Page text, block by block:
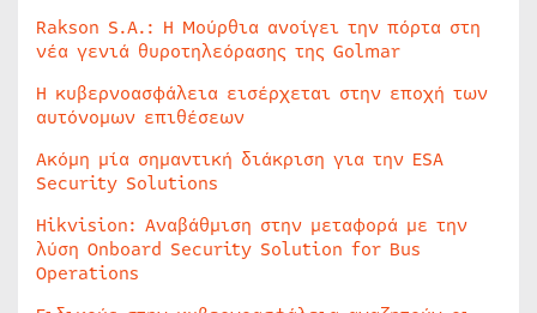
Rakson S.A.: Η Μούρθια ανοίγει την πόρτα στη
νέα γενιά θυροτηλεόρασης της Golmar
Η κυβερνοασφάλεια εισέρχεται στην εποχή των
αυτόνομων επιθέσεων
Ακόμη μία σημαντική διάκριση για την ESA
Security Solutions
Hikvision: Αναβάθμιση στην μεταφορά με την
λύση Onboard Security Solution for Bus
Operations